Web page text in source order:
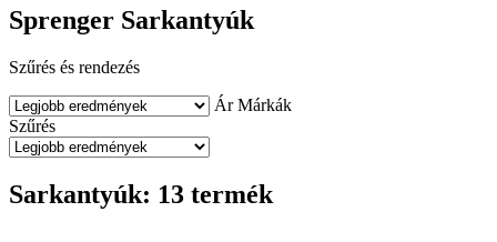
Sprenger Sarkantyúk
Szűrés és rendezés
Ár Márkák
Szűrés
Sarkantyúk: 13 termék